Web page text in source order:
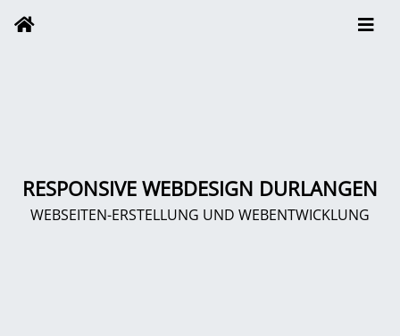
RESPONSIVE WEBDESIGN DURLANGEN
WEBSEITEN-ERSTELLUNG UND WEBENTWICKLUNG